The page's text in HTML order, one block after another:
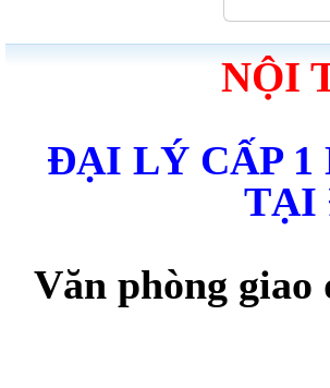
NỘI
ĐẠI LÝ CẤP 1
TẠI
Văn phòng giao